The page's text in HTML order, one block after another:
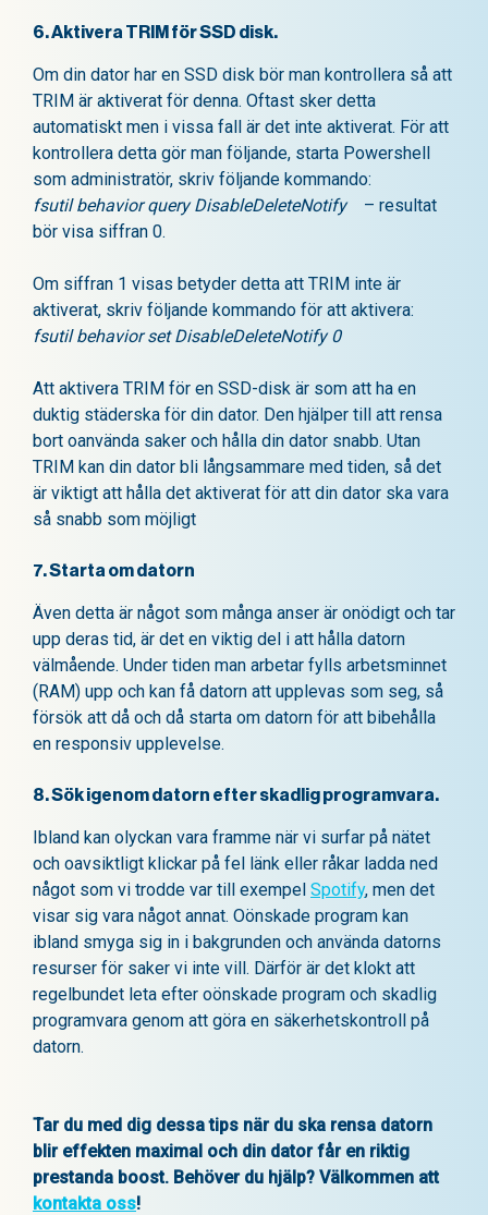
6. Aktivera TRIM för SSD disk.
Om din dator har en SSD disk bör man kontrollera så att
TRIM är aktiverat för denna. Oftast sker detta
automatiskt men i vissa fall är det inte aktiverat. För att
kontrollera detta gör man följande, starta Powershell
som administratör, skriv följande kommando:
fsutil behavior query DisableDeleteNotify– resultat
bör visa siffran 0.
Om siffran 1 visas betyder detta att TRIM inte är
aktiverat, skriv följande kommando för att aktivera:
fsutil behavior set DisableDeleteNotify 0
Att aktivera TRIM för en SSD-disk är som att ha en
duktig städerska för din dator. Den hjälper till att rensa
bort oanvända saker och hålla din dator snabb. Utan
TRIM kan din dator bli långsammare med tiden, så det
är viktigt att hålla det aktiverat för att din dator ska vara
så snabb som möjligt
7.Starta om datorn
Även detta är något som många anser är onödigt och tar
upp deras tid, är det en viktig del i att hålla datorn
välmående. Under tiden man arbetar fylls arbetsminnet
(RAM) upp och kan få datorn att upplevas som seg, så
försök att då och då starta om datorn för att bibehålla
en responsiv upplevelse.
8. Sök igenom datorn efter skadlig programvara.
Ibland kan olyckan vara framme när vi surfar på nätet
och oavsiktligt klickar på fel länk eller råkar ladda ned
något som vi trodde var till exempel Spotify, men det
visar sig vara något annat. Oönskade program kan
ibland smyga sig in i bakgrunden och använda datorns
resurser för saker vi inte vill. Därför är det klokt att
regelbundet leta efter oönskade program och skadlig
programvara genom att göra en säkerhetskontroll på
datorn.
Tar du med dig dessa tips när du ska rensa datorn
blir effekten maximal och din dator får en riktig
prestanda boost. Behöver du hjälp? Välkommen att
kontakta oss!